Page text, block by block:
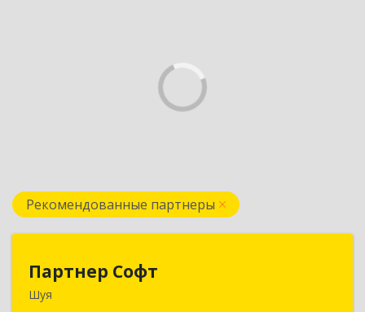
Рекомендованные партнеры
Партнер Софт
Шуя155900, Ивановская обл, Шуйский р-н, Шуя г,